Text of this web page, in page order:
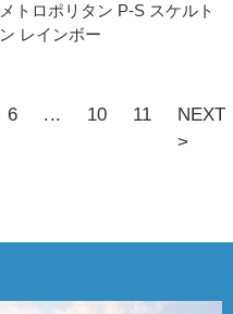
メトロポリタン P-S スケルト
ン レインボー
6 ... 10 11
NEXT
>